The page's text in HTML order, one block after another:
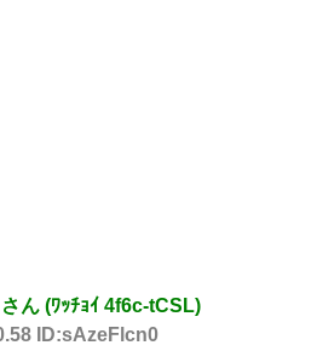
ん (ﾜｯﾁｮｲ 4f6c-tCSL)
ID:sAzeFlcn0